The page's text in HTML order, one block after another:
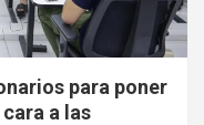
para poner
a las